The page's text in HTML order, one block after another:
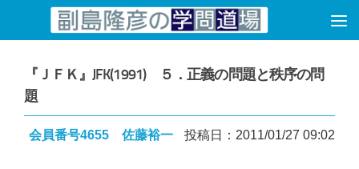
コンテンツへスキップ
『ＪＦＫ』JFK(1991) ５．正義の問題と秩序の問
題
会員番号4655 佐藤裕一 投稿日：2011/01/27 09:02